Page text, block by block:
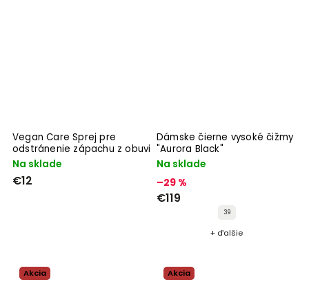
Vegan Care Sprej pre
odstránenie zápachu z obuvi
"Spray Odor Eliminator"
Na sklade
€12
Dámske čierne vysoké čižmy
"Aurora Black"
Na sklade
–29 %
€119
39
+ ďalšie
Akcia Akcia